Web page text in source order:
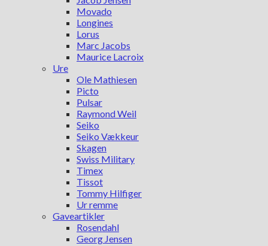
Movado
Longines
Lorus
Marc Jacobs
Maurice Lacroix
Ure
Ole Mathiesen
Picto
Pulsar
Raymond Weil
Seiko
Seiko Vækkeur
Skagen
Swiss Military
Timex
Tissot
Tommy Hilfiger
Ur remme
Gaveartikler
Rosendahl
Georg Jensen